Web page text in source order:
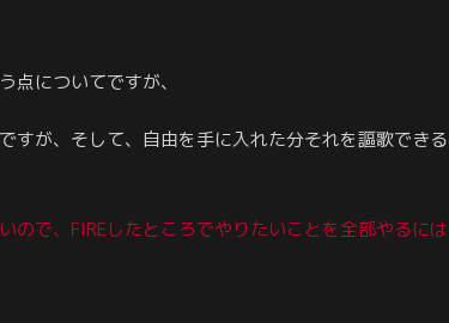
点についてですが、
すが、そして、自由を手に入れた分それを謳歌できる
ので、FIREしたところでやりたいことを全部やるには